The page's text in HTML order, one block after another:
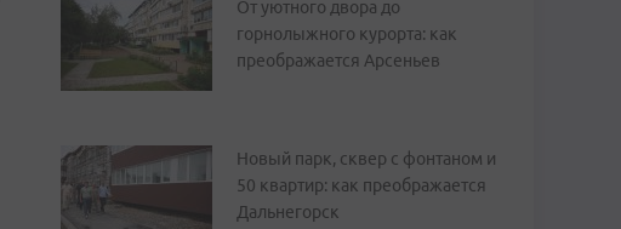
От уютного двора до
горнолыжного курорта: как
преображается Арсеньев
Новый парк, сквер с фонтаном и
50 квартир: как преображается
Дальнегорск